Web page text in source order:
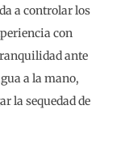
a controlar los
con
ante
a la mano,
la sequedad de